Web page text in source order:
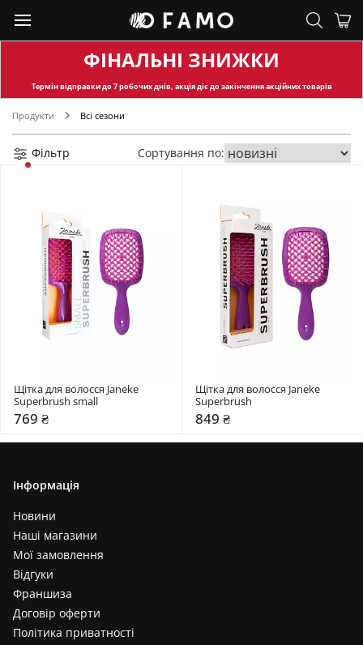
ФІНАЛЬНІ ЗНИЖКИ
Термін відправкидо 7 робочих днів, акція діє до закінчення акційних товарів
Продукти Всі сезони
Фільтр Сортування по:
Щітка для волосся Janeke
Superbrush small
769 ₴
Щітка для волосся Janeke
Superbrush
849 ₴
Інформація
Новини
Наші магазини
Мої замовлення
Відгуки
Франшиза
Договір оферти
Політика приватності